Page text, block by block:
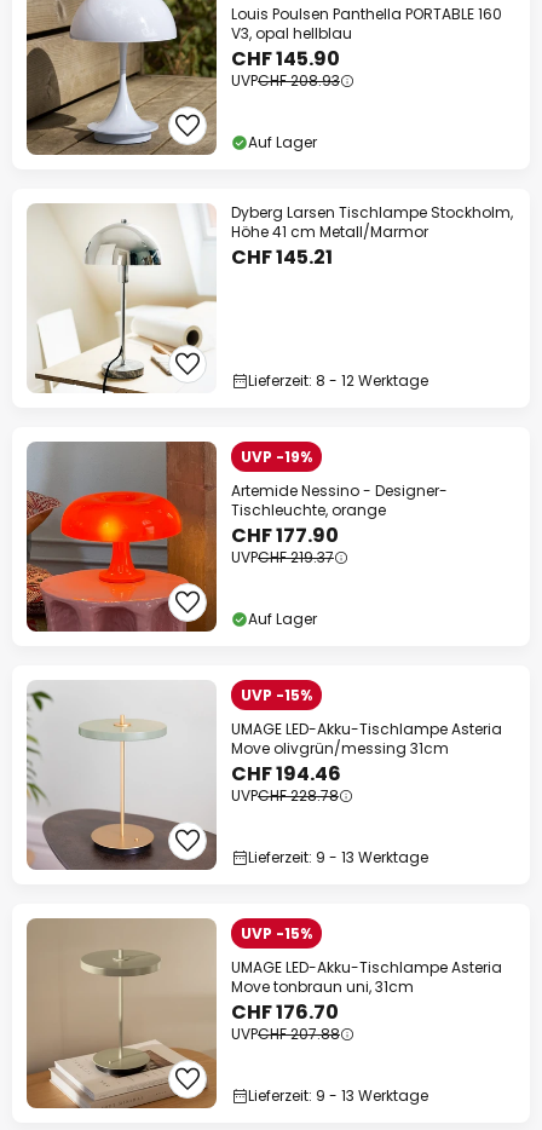
Louis Poulsen Panthella PORTABLE 160
V3, opal hellblau
CHF 145.90
UVPCHF 208.93
Auf Lager
Dyberg Larsen Tischlampe Stockholm,
Höhe 41 cm Metall/Marmor
CHF 145.21
Lieferzeit: 8 - 12 Werktage
UVP -19%
Artemide Nessino - Designer-
Tischleuchte, orange
CHF 177.90
UVPCHF 219.37
Auf Lager
UVP -15%
UMAGE LED-Akku-Tischlampe Asteria
Move olivgrün/messing 31cm
CHF 194.46
UVPCHF 228.78
Lieferzeit: 9 - 13 Werktage
UVP -15%
UMAGE LED-Akku-Tischlampe Asteria
Move tonbraun uni, 31cm
CHF 176.70
UVPCHF 207.88
Lieferzeit: 9 - 13 Werktage